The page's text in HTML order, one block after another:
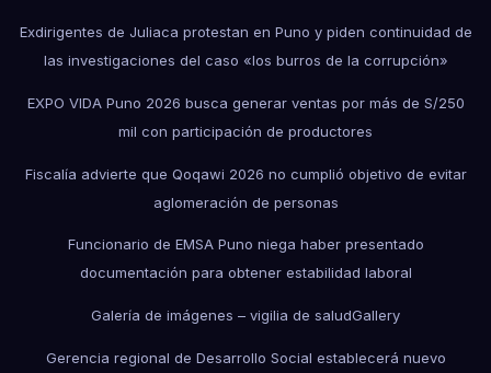
Exdirigentes de Juliaca protestan en Puno y piden continuidad de
las investigaciones del caso «los burros de la corrupción»
EXPO VIDA Puno 2026 busca generar ventas por más de S/250
mil con participación de productores
Fiscalía advierte que Qoqawi 2026 no cumplió objetivo de evitar
aglomeración de personas
Funcionario de EMSA Puno niega haber presentado
documentación para obtener estabilidad laboral
Galería de imágenes – vigilia de saludGallery
Gerencia regional de Desarrollo Social establecerá nuevo